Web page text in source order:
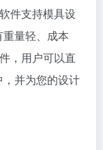
件支持模具设
量轻、成本
，用户可以直
并为您的设计